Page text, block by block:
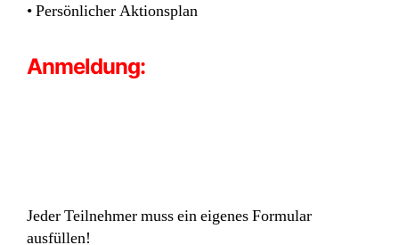
• Persönlicher Aktionsplan
Anmeldung:
Jeder Teilnehmer muss ein eigenes Formular
ausfüllen!